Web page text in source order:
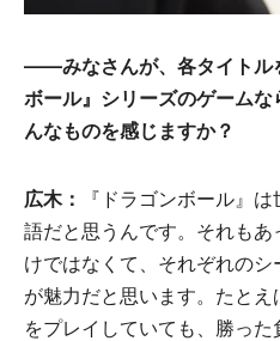
――みなさんが、各タイトル
ボール』シリーズのゲーム
んなものを感じますか？
広木：
『ドラゴンボール』
語だと思うんです。それも
けではなくて、それぞれの
が魅力だと思います。たとえ
をプレイしていても、勝った